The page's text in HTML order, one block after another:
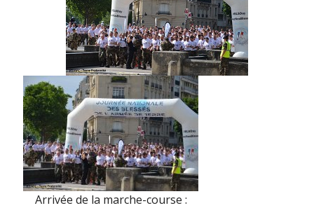
Arrivée de la marche-course :